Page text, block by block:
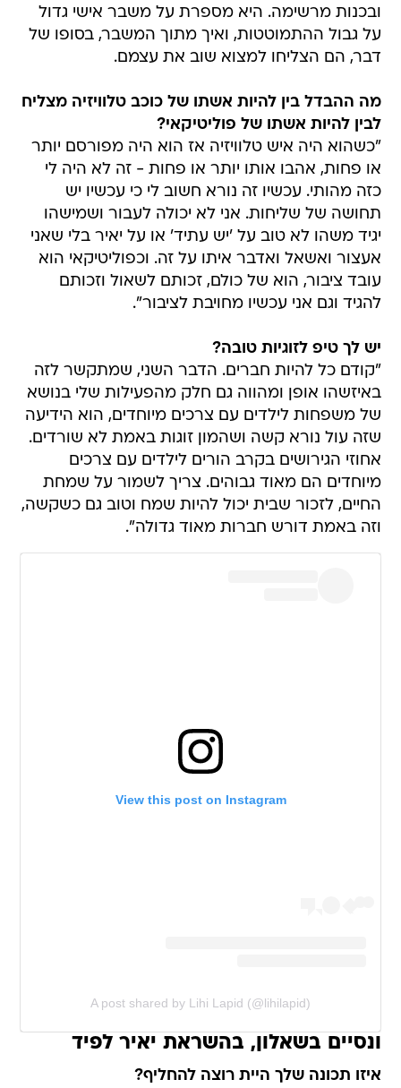
ובכנות מרשימה. היא מספרת על משבר אישי גדול
על גבול ההתמוטטות, ואיך מתוך המשבר, בסופו של
דבר, הם הצליחו למצוא שוב את עצמם.
מה ההבדל בין להיות אשתו של כוכב טלוויזיה מצליח
לבין להיות אשתו של פוליטיקאי?
"כשהוא היה איש טלוויזיה אז הוא היה מפורסם יותר
או פחות, אהבו אותו יותר או פחות - זה לא היה לי
כזה מהותי. עכשיו זה נורא חשוב לי כי עכשיו יש
תחושה של שליחות. אני לא יכולה לעבור ושמישהו
יגיד משהו לא טוב על 'יש עתיד' או על יאיר בלי שאני
אעצור ואשאל ואדבר איתו על זה. וכפוליטיקאי הוא
עובד ציבור, הוא של כולם, זכותם לשאול וזכותם
להגיד וגם אני עכשיו מחויבת לציבור".
יש לך טיפ לזוגיות טובה?
"קודם כל להיות חברים. הדבר השני, שמתקשר לזה
באיזשהו אופן ומהווה גם חלק מהפעילות שלי בנושא
של משפחות לילדים עם צרכים מיוחדים, הוא הידיעה
שזה עול נורא קשה ושהמון זוגות באמת לא שורדים.
אחוזי הגירושים בקרב הורים לילדים עם צרכים
מיוחדים הם מאוד גבוהים. צריך לשמור על שמחת
החיים, לזכור שבית יכול להיות שמח וטוב גם כשקשה,
וזה באמת דורש חברות מאוד גדולה".
View this post on Instagram
A post shared by Lihi Lapid (@lihilapid)
ונסיים בשאלון, בהשראת יאיר לפיד
איזו תכונה שלך היית רוצה להחליף?